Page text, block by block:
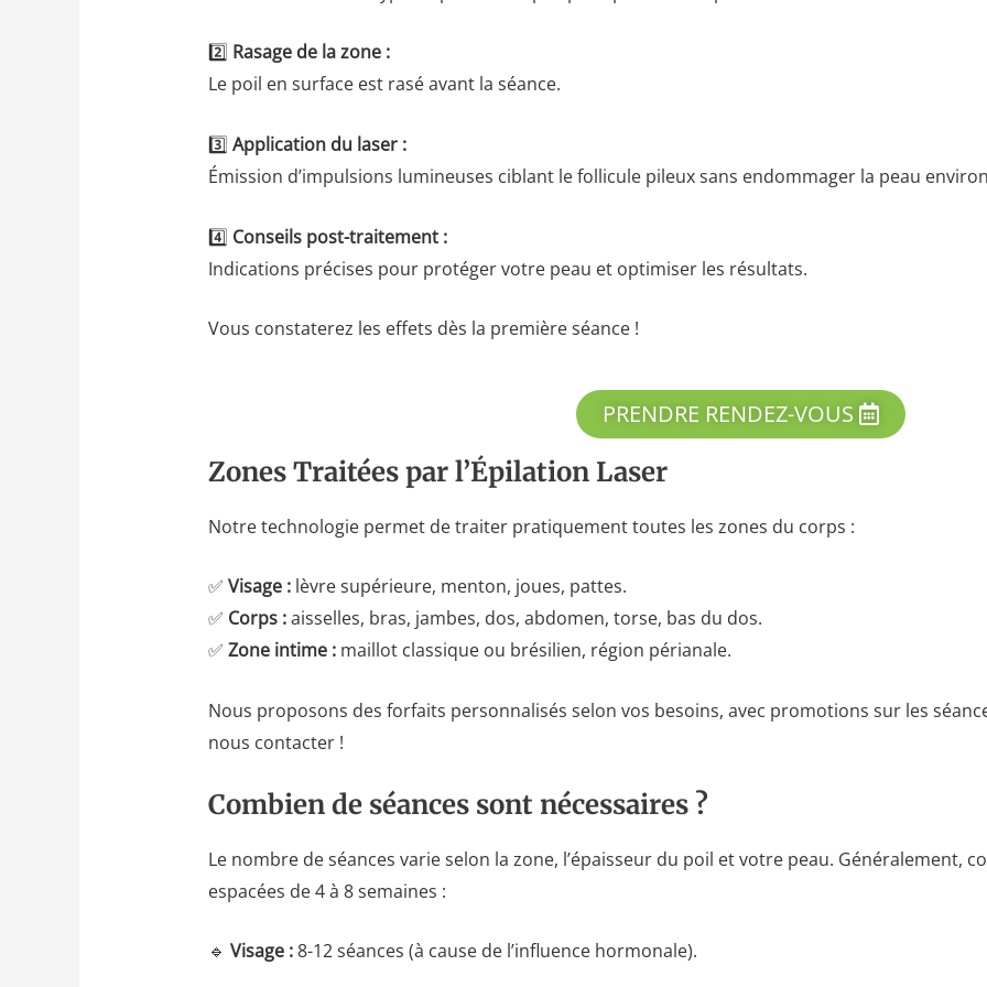
2️⃣ Rasage de la zone :
Le poil en surface est rasé avant la séance.
3️⃣ Application du laser :
Émission d’impulsions lumineuses ciblant le follicule pileux sans endommager la peau
4️⃣ Conseils post-traitement :
Indications précises pour protéger votre peau et optimiser les résultats.
Vous constaterez les effets dès la première séance !
PRENDRE RENDEZ-VOUS
Zones Traitées par l’Épilation Laser
Notre technologie permet de traiter pratiquement toutes les zones du corps :
✅ Visage :lèvre supérieure, menton, joues, pattes.
✅ Corps :aisselles, bras, jambes, dos, abdomen, torse, bas du dos.
✅ Zone intime :maillot classique ou brésilien, région périanale.
Nous proposons des forfaits personnalisés selon vos besoins, avec promotions sur les
nous contacter !
Combien de séances sont nécessaires ?
Le nombre de séances varie selon la zone, l’épaisseur du poil et votre peau. Généralement,
espacées de 4 à 8 semaines :
🔹 Visage :8-12 séances (à cause de l’influence hormonale).